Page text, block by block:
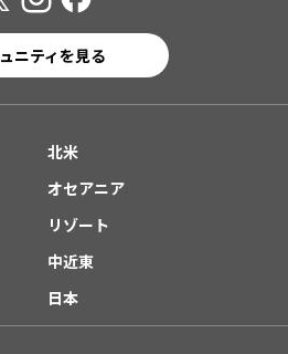
ニティを見る
北米
オセアニア
リゾート
中近東
日本